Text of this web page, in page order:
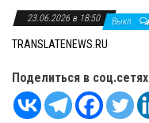
23.06.2026 в 18:50 Выкл.
TRANSLATENEWS.RU
Поделиться в соц.сетях